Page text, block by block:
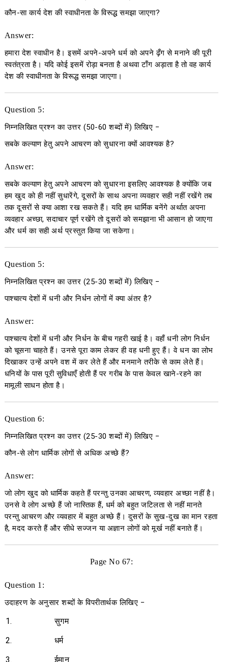
कौन-सा कार्य देश की स्वाधीनता के विरूद्ध समझा जाएगा?
Answer:
हमारा देश स्वाधीन है। इसमें अपने-अपने धर्म को अपने ढ़ँग से मनाने की पूरी
स्वतंत्रता है। यदि कोई इसमें रोड़ा बनता है अथवा टाँग अड़ाता है तो वह कार्य
देश की स्वाधीनता के विरूद्ध समझा जाएगा।
Question 5:
निम्नलिखित प्रश्न का उत्तर (50-60शब्दों में)लिखिए −
सबके कल्याण हेतु अपने आचरण को सुधारना क्यों आवश्यक है?
Answer:
सबके कल्याण हेतु अपने आचरण को सुधारना इसलिए आवश्यक है क्योंकि जब
हम खुद को ही नहीं सुधारेंगे, दूसरों के साथ अपना व्यवहार सही नहीं रखेंगे तब
तक दूसरों से क्या आशा रख सकते हैं। यदि हम धार्मिक बनेंगे अर्थात अपना
व्यवहार अच्छा, सदाचार पूर्ण रखेंगे तो दूसरों को समझाना भी आसान हो जाएगा
और धर्म का सही अर्थ प्रस्तुत किया जा सकेगा।
Question 5:
निम्नलिखित प्रश्न का उत्तर (25-30शब्दों में)लिखिए −
पाश्चात्य देशों में धनी और निर्धन लोगों में क्या अंतर है?
Answer:
पाश्चात्य देशों में धनी और निर्धन के बीच गहरी खाई है। वहाँ धनी लोग निर्धन
को चूसना चाहते हैं। उनसे पूरा काम लेकर ही वह धनी हुए हैं। वे धन का लोभ
दिखाकर उन्हें अपने वश में कर लेते हैं और मनमाने तरीके से काम लेते हैं।
धनियों के पास पूरी सुविधाएँ होती हैं पर गरीब के पास केवल खाने-रहने का
मामूली साधन होता है।
Question 6:
निम्नलिखित प्रश्न का उत्तर (25-30शब्दों में)लिखिए −
कौन-से लोग धार्मिक लोगों से अधिक अच्छे हैं?
Answer:
जो लोग खुद को धार्मिक कहते हैं परन्तु उनका आचरण, व्यवहार अच्छा नहीं है।
उनसे वे लोग अच्छे हैं जो नास्तिक हैं, धर्म को बहुत जटिलता से नहीं मानते
परन्तु आचरण और व्यवहार में बहुत अच्छे हैं। दुसरों के सुख-दुख का मान रहता
है, मदद करते हैं और सीधे सज्जन या अज्ञान लोगों को मूर्ख नहीं बनाते हैं।
Page No 67:
Question 1:
उदाहरण के अनुसार शब्दों के विपरीतार्थक लिखिए −
1.
सुगम
2.
धर्म
3.
ईमान